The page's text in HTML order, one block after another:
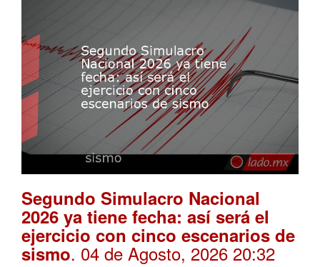
Segundo Simulacro Nacional
2026 ya tiene fecha: así será el
ejercicio con cinco escenarios de
sismo. 04 de Agosto, 2026 20:32